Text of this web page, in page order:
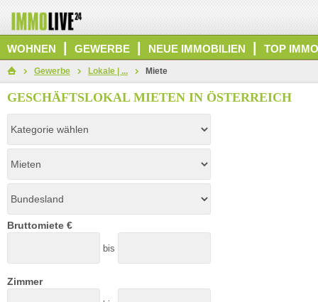
WOHNEN GEWERBE NEUE IMMOBILIEN TOP
Gewerbe Lokale | ... Miete
GESCHÄFTSLOKAL MIETEN IN ÖSTERREICH
Bruttomiete €
bis
Zimmer